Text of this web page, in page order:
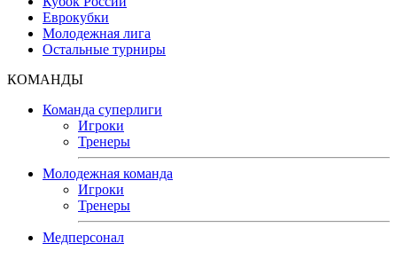
Еврокубки
Молодежная лига
Остальные турниры
КОМАНДЫ
Команда суперлиги
Игроки
Тренеры
Молодежная команда
Игроки
Тренеры
Медперсонал